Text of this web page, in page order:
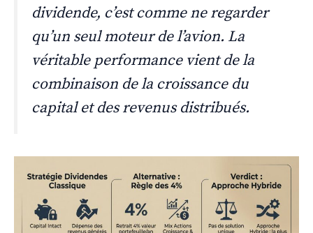
dividende, c’est comme ne regarder
qu’un seul moteur de l’avion. La
véritable performance vient de la
combinaison de la croissance du
capital et des revenus distribués.